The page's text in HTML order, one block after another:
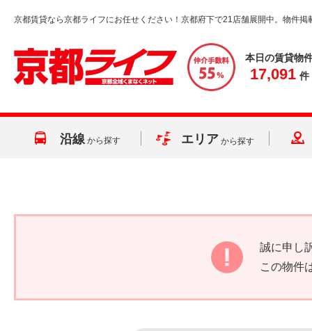
京都賃貸なら京都ライフにお任せください！京都府下で21店舗展開中。物件掲
本日の賃貸物
17,091 件
沿線 から探す エリア から探す
誠に申し
この物件